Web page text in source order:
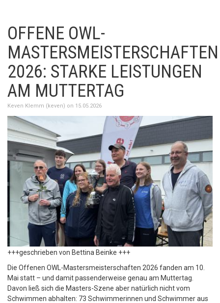
OFFENE OWL-
MASTERSMEISTERSCHAFTEN
2026: STARKE LEISTUNGEN
AM MUTTERTAG
Keven Klemm (keven) on 15.05.2026
+++geschrieben von Bettina Beinke +++
Die Offenen OWL-Mastersmeisterschaften 2026 fanden am 10.
Mai statt – und damit passenderweise genau am Muttertag.
Davon ließ sich die Masters-Szene aber natürlich nicht vom
Schwimmen abhalten: 73 Schwimmerinnen und Schwimmer aus